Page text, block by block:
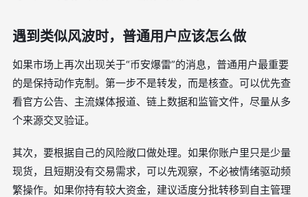
遇到类似风波时，普通用户应该怎么做
如果市场上再次出现关于“币安爆雷”的消息，普通用户最重要
的是保持动作克制。第一步不是转发，而是核查。可以优先查
看官方公告、主流媒体报道、链上数据和监管文件，尽量从多
个来源交叉验证。
其次，要根据自己的风险敞口做处理。如果你账户里只是少量
现货，且短期没有交易需求，可以先观察，不必被情绪驱动频
繁操作。如果你持有较大资金，建议适度分批转移到自主管理